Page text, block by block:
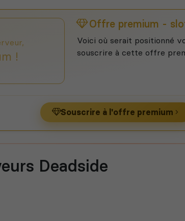
!
Offre premium -
Voici où serait positionné
souscrire à cette offre
Souscrire à l'offre premium
Deadside